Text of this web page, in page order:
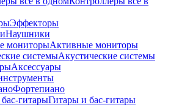
Эффекторы
Наушники
мониторыАктивные мониторы
системыАкустические системы
Аксессуары
Фортепиано
гитарыГитары и бас-гитары